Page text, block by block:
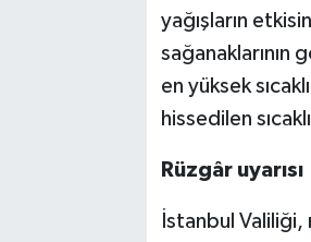
yağışların
sağanaklarının
en yüksek
hissedilen
Rüzgâr uyarısı
İstanbul